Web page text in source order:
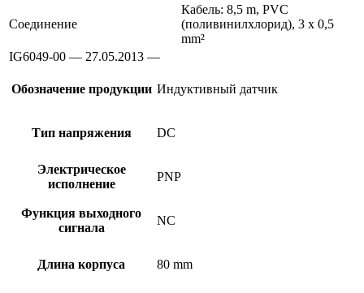
Соединение
Кабель: 8,5 m, PVC
(поливинилхлорид), 3 x 0,5
mm²
IG6049-00 — 27.05.2013 —
Обозначение продукции Индуктивный датчик
Тип напряжения DC
Электрическое
исполнение
PNP
Функция выходного
сигнала
NC
Длина корпуса 80 mm